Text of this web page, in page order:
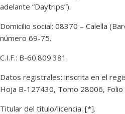
adelante “Daytrips”).
Domicilio social: 08370 – Calella
número 69-75.
C.I.F.: B-60.809.381.
Datos registrales: inscrita en el
Hoja B-127430, Tomo 28006, Folio
Titular del título/licencia: [*].